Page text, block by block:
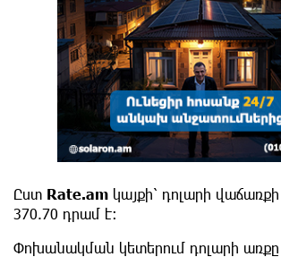
Ըստ Rate.am կայքի՝ դոլարի
370.70 դրամ է:
Փոխանակման կետերում դոլարի առքը